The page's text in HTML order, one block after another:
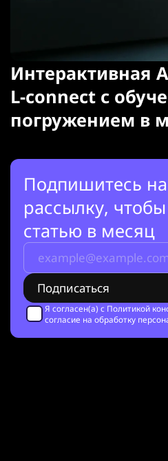
Интерактивная
L-connect с
погружением в
Подпишитесь
рассылку,
статью в месяц
Я согласен(а) с Политикой
согласие на обработку